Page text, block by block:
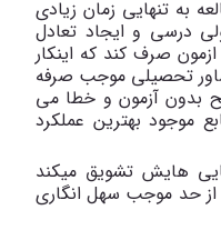
به تنهایی زمان زیادی
درسی و ایجاد تعادل
صرف کند که اینکار
تحصیلی موجب صرفه
بدون آزمون و خطا می
موجود بهترین عملکرد
هایش تشویق میکند
حد موجب سهل انگاری